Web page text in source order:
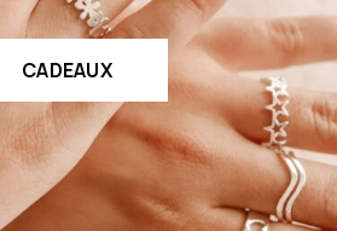
CADEAUX